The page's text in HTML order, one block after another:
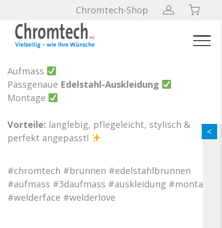
Chromtech-Shop
Steinbrunnen Upgrade
Aufmass
Passgenaue Edelstahl-Auskleidung
Montage
Vorteile: langlebig, pflegeleicht, stylisch &
perfekt angepasst!
#chromtech #brunnen #edelstahlbrunnen
#aufmass #3daufmass #auskleidung #montage
#welderface #welderlove